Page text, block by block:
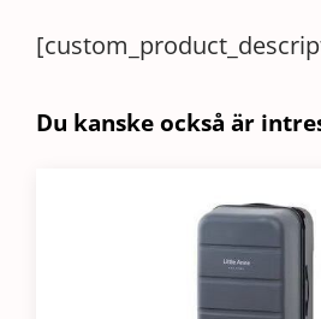
6-
mängd
Du kanske också är